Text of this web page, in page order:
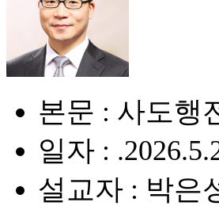
본문 : 사도행
일자 :
설교자 : 박은